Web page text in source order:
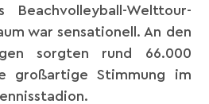
Beachvolleyball-Welttour-
war sensationell. An den
sorgten rund 66.000
großartige Stimmung im